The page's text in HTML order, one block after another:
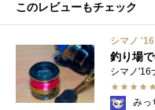
このレビューもチェック
シマノ
みっ